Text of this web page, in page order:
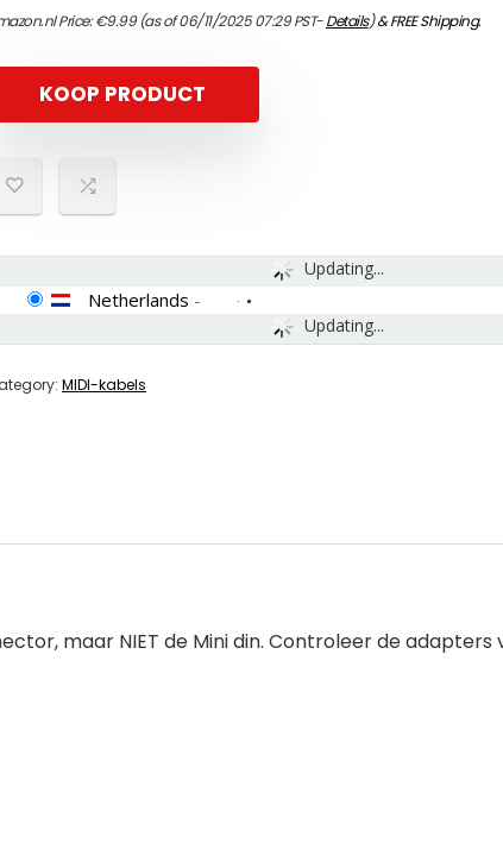
Price:€9.99(as of 06/11/2025 07:29 PST-Details)&FREE Shipping.
KOOP PRODUCT
Updating...
Updating...
Netherlands -
MIDI-kabels
maar NIET de Mini din. Controleer de